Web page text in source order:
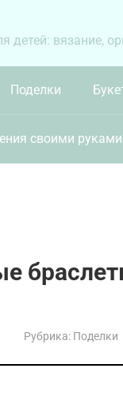
детей: вязание,
Поделки
своими руками
Рубрика: Поделки